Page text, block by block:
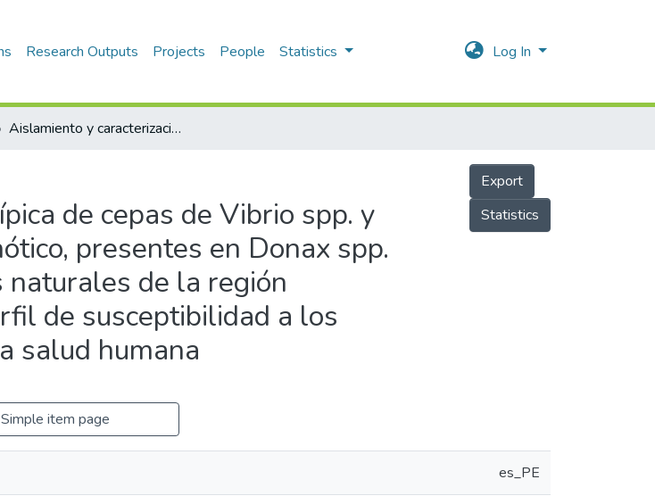
Research Outputs Projects People Statistics Log In
Aislamiento y caracterización fenotípica de cepas de Vibrio spp. y Salmonella spp. con potencial zoonótico, presentes en Donax spp. (palabritas) procedentes de bancos naturales de la región Lambayeque: determinación del perfil de susceptibilidad a los principales antibióticos usados en la salud humana
de cepas de Vibrio spp. y
presentes en Donax spp.
naturales de la región
de susceptibilidad a los
salud humana
Export
Statistics
Simple item page
es_PE